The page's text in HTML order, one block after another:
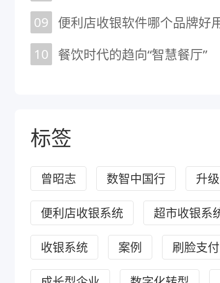
09
10 餐饮时代的趋向“智慧餐厅”
标签
曾昭志 数智中国行 升
便利店收银系统 超市收银系
收银系统 案例 刷脸支付